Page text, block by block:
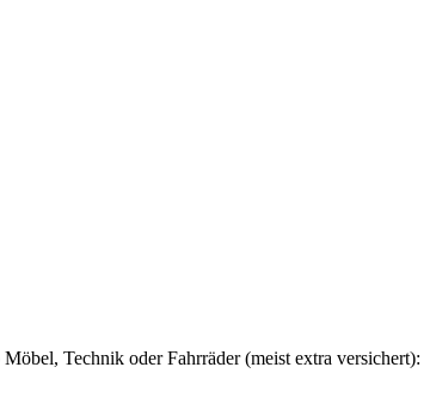
Technik oder Fahrräder (meist extra versichert):